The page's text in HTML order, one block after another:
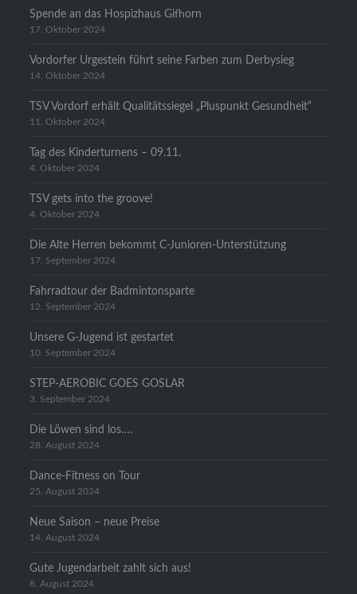
Spende an das Hospizhaus Gifhorn
17. Oktober 2024
Vordorfer Urgestein führt seine Farben zum Derbysieg
14. Oktober 2024
TSV Vordorf erhält Qualitätssiegel „Pluspunkt Gesundheit“
11. Oktober 2024
Tag des Kinderturnens – 09.11.
4. Oktober 2024
TSV gets into the groove!
4. Oktober 2024
Die Alte Herren bekommt C-Junioren-Unterstützung
17. September 2024
Fahrradtour der Badmintonsparte
12. September 2024
Unsere G-Jugend ist gestartet
10. September 2024
STEP-AEROBIC GOES GOSLAR
3. September 2024
Die Löwen sind los….
28. August 2024
Dance-Fitness on Tour
25. August 2024
Neue Saison – neue Preise
14. August 2024
Gute Jugendarbeit zahlt sich aus!
8. August 2024